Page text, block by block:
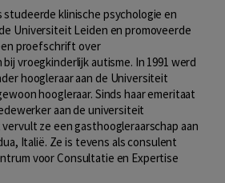
studeerde klinische psychologie en
Universiteit Leiden en promoveerde
proefschrift over
vroegkinderlijk autisme. In 1991 werd
hoogleraar aan de Universiteit
hoogleraar. Sinds haar emeritaat
aan de universiteit
ze een gasthoogleraarschap aan
Italië. Ze is tevens als consulent
voor Consultatie en Expertise